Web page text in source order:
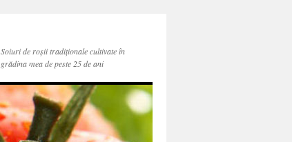
Soiuri de roșii tradiționale cultivate în
grădina mea de peste 25 de ani